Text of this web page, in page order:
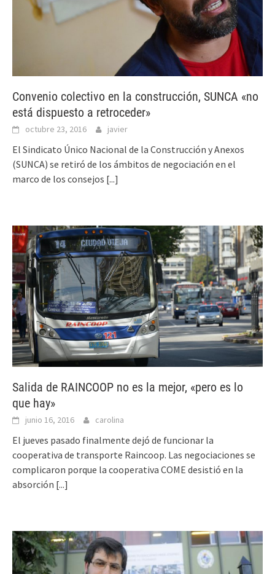
Convenio colectivo en la construcción, SUNCA «no
está dispuesto a retroceder»
octubre 23, 2016 javier
El Sindicato Único Nacional de la Construcción y Anexos
(SUNCA) se retiró de los ámbitos de negociación en el
marco de los consejos [...]
Salida de RAINCOOP no es la mejor, «pero es lo
que hay»
junio 16, 2016 carolina
El jueves pasado finalmente dejó de funcionar la
cooperativa de transporte Raincoop. Las negociaciones se
complicaron porque la cooperativa COME desistió en la
absorción [...]